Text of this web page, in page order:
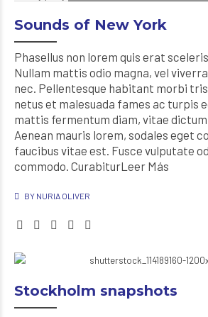
Sounds of New York
Phasellus non lorem quis erat
Nullam mattis odio magna, vel
nec. Pellentesque habitant morbi
netus et malesuada fames ac turpis
mattis fermentum diam, vitae dictum
Aenean mauris lorem, sodales eget
faucibus vitae est. Fusce vulputate
commodo. CurabiturLeer Más
BY NURIA OLIVER
Stockholm snapshots